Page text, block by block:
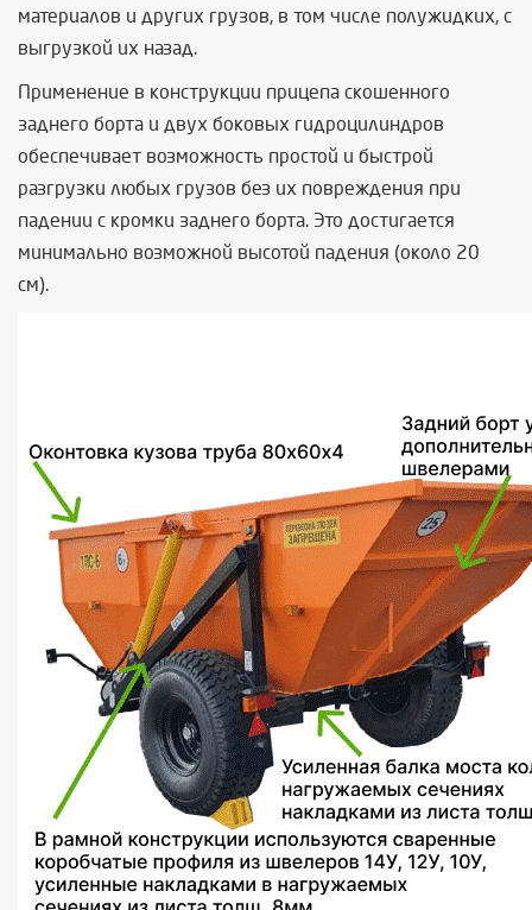
материалов и других грузов, в том числе полужидких, с
выгрузкой их назад.
Применение в конструкции прицепа скошенного
заднего борта и двух боковых гидроцилиндров
обеспечивает возможность простой и быстрой
разгрузки любых грузов без их повреждения при
падении с кромки заднего борта. Это достигается
минимально возможной высотой падения (около 20
см).